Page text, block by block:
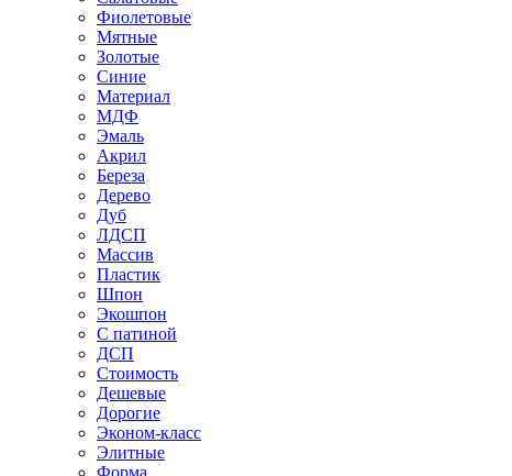
Фиолетовые
Мятные
Золотые
Синие
Материал
МДФ
Эмаль
Акрил
Береза
Дерево
Дуб
ЛДСП
Массив
Пластик
Шпон
Экошпон
С патиной
ДСП
Стоимость
Дешевые
Дорогие
Эконом-класс
Элитные
Форма